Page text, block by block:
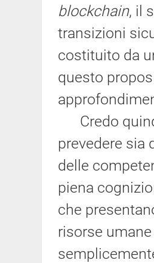
blockchain, il
transizioni
costituito da
questo
Credo
prevedere sia
delle
piena
che
risorse